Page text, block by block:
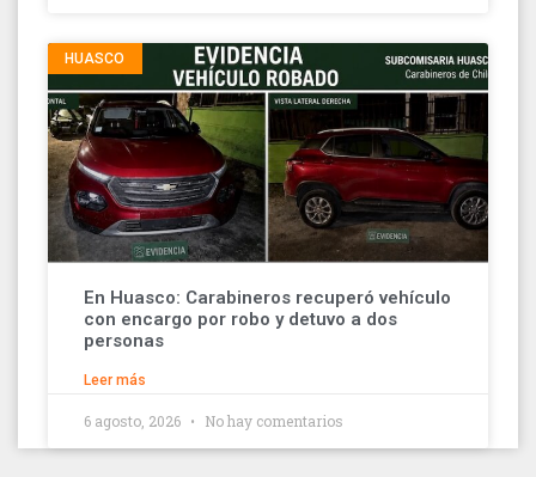
HUASCO
En Huasco: Carabineros recuperó vehículo
con encargo por robo y detuvo a dos
personas
Leer más
6 agosto, 2026 No hay comentarios